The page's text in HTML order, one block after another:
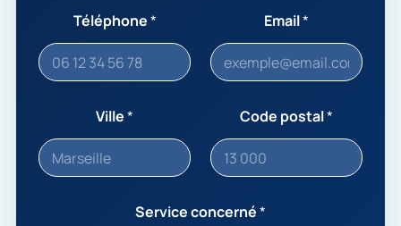
Téléphone* Email*
Ville* Code postal*
Service concerné*